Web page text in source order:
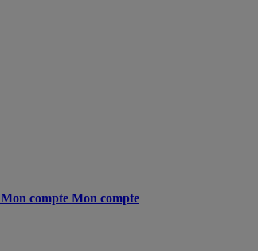
Mon compte Mon compte